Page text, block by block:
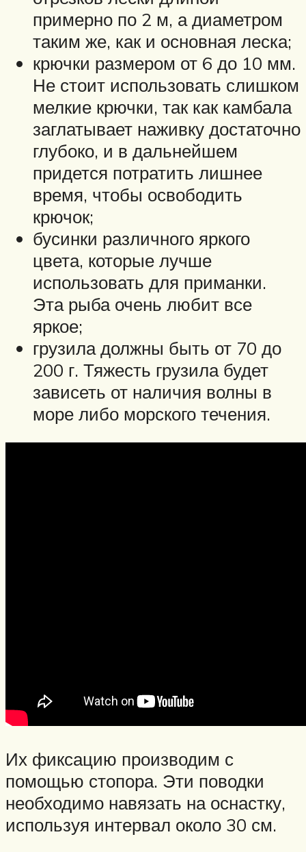
примерно по 2 м, а диаметром
таким же, как и основная леска;
крючки размером от 6 до 10 мм.
Не стоит использовать слишком
мелкие крючки, так как камбала
заглатывает наживку достаточно
глубоко, и в дальнейшем
придется потратить лишнее
время, чтобы освободить
крючок;
бусинки различного яркого
цвета, которые лучше
использовать для приманки.
Эта рыба очень любит все
яркое;
грузила должны быть от 70 до
200 г. Тяжесть грузила будет
зависеть от наличия волны в
море либо морского течения.
Их фиксацию производим с
помощью стопора. Эти поводки
необходимо навязать на оснастку,
используя интервал около 30 см.